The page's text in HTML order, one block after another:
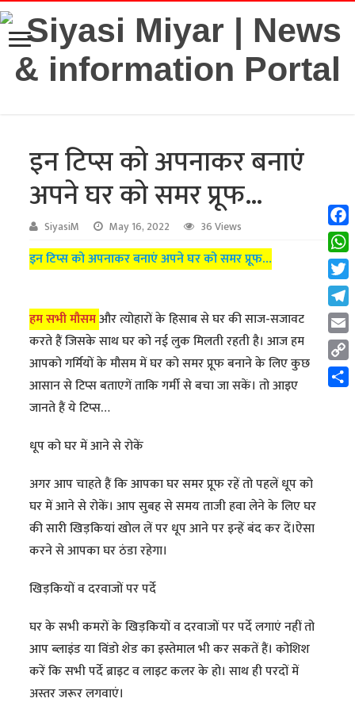
इन टिप्स को अपनाकर बनाएं
अपने घर को समर प्रूफ…
SiyasiM May 16, 2022 36 Views
इन टिप्स को अपनाकर बनाएं अपने घर को समर प्रूफ…
हम सभी मौसमऔर त्योहारों के हिसाब से घर की साज-सजावट
करते हैं जिसके साथ घर को नई लुक मिलती रहती है। आज हम
आपको गर्मियों के मौसम में घर को समर प्रूफ बनाने के लिए कुछ
आसान से टिप्स बताएगें ताकि गर्मी से बचा जा सकें। तो आइए
जानते हैं ये टिप्स…
धूप को घर में आने से रोकें
अगर आप चाहते हैं कि आपका घर समर प्रूफ रहें तो पहलें धूप को
घर में आने से रोकें। आप सुबह से समय ताजी हवा लेने के लिए घर
की सारी खिड़कियां खोल लें पर धूप आने पर इन्हें बंद कर दें।ऐसा
करने से आपका घर ठंडा रहेगा।
खिड़कियों व दरवाजों पर पर्दे
घर के सभी कमरों के खिड़कियों व दरवाजों पर पर्दे लगाएं नहीं तो
आप ब्लाइंड या विंडो शेड का इस्तेमाल भी कर सकतें हैं। कोशिश
करें कि सभी पर्दे ब्राइट व लाइट कलर के हो। साथ ही परदों में
अस्तर जरूर लगवाएं।
Copy
Link